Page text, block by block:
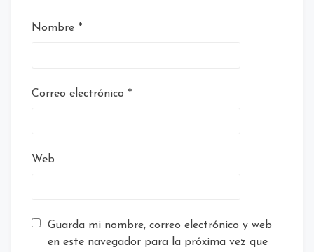
Nombre *
Correo electrónico *
Web
Guarda mi nombre, correo electrónico y web
en este navegador para la próxima vez que